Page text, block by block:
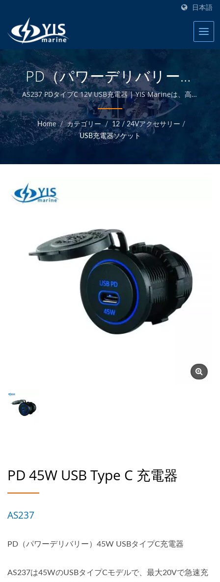
日本語
PD（パワーデリバリー）
45W USBタイプC充電器 |
マリンヒューズブロック -
マリン電気製品メーカー |
AS237 PDタイプC 12V USB充電器 | YIS Marineは、高品
質な船舶用電気および電子製品を提供することに専念する
プロのメーカーです。自社設計・製造および台湾本社での
品質管理により、競争力のある価格で高品質な船舶用製品
を提供することができます。
Home / カテゴリー / 12 / 24Vアクセサリー /
USB充電器ソケット
PD 45W USB Type C 充電器
AS237
PD（パワーデリバリー）45W USBタイプC充電器
AS237は45WのUSBタイプCモデルで、最大20Vで急速充